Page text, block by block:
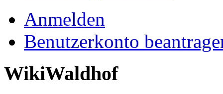
Anmelden
Benutzerkonto
WikiWaldhof